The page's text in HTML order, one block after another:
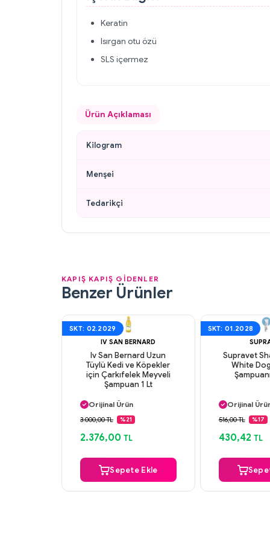
Keratin
Isırgan otu özü
SLS içermez
Ürün Açıklaması
Kilogram
Menşei
Tedarikçi
KAPIŞ KAPIŞ GİDENLER
Benzer Ürünler
SKT: 02.2029
IV SAN BERNARD
Iv San Bernard Uzun
Tüylü Kedi ve Köpekler
için Çarkıfelek Meyveli
Şampuan 1 Lt
Orijinal Ürün
Güvenli Ödeme
3.000,00 TL %21
2.376,00 TL
Sepete Ekle
SKT: 01.2028
Supravet
White
Orijinal
Güvenli
516,00 TL %17
430,42 TL